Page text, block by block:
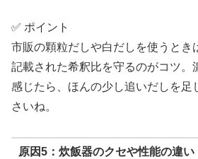
✅ ポイント
市販の顆粒だしや白だしを使うとき
記載された希釈比を守るのがコツ
感じたら、ほんの少し追いだしを足
さいね。
原因5：炊飯器のクセや性能の違い